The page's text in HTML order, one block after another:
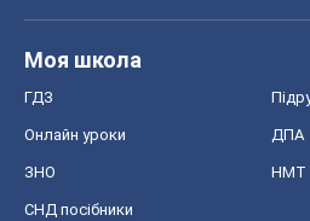
Моя школа
ГДЗ
Онлайн уроки ДПА
ЗНО НМТ
СНД посібники